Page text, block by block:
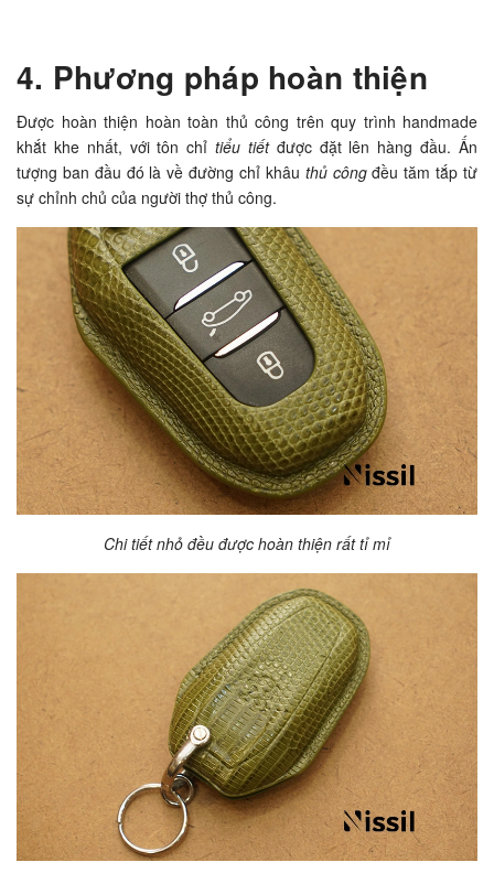
4. Phương pháp hoàn thiện
Được hoàn thiện hoàn toàn thủ công trên quy trình handmade
khắt khe nhất, với tôn chỉtiểu tiếtđược đặt lên hàng đầu. Ấn
tượng ban đầu đó là về đường chỉ khâu thủ côngđều tăm tắp từ
sự chỉnh chủ của người thợ thủ công.
Chi tiết nhỏ đều được hoàn thiện rất tỉ mỉ